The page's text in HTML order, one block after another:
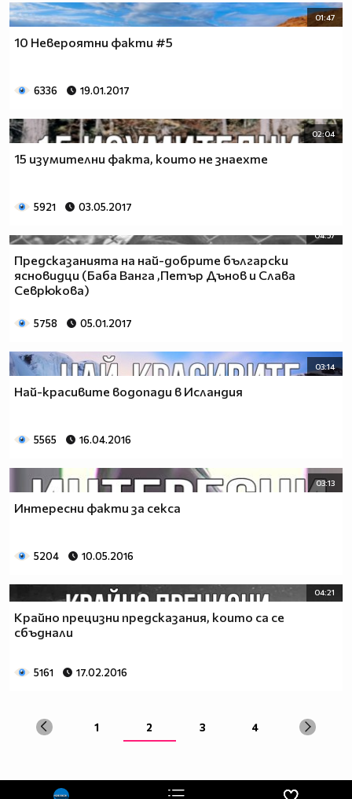
01:47
10 Невероятни факти #5
6336 19.01.2017
02:04
15 изумителни факта, които не знаехтe
5921 03.05.2017
04:57
Предсказанията на най-добрите български
ясновидци (Баба Ванга ,Петър Дънов и Слава
Севрюкова)
5758 05.01.2017
03:14
Най-красивите водопади в Исландия
5565 16.04.2016
03:13
Интересни факти за секса
5204 10.05.2016
04:21
Крайно прецизни предсказания, които са се
сбъднали
5161 17.02.2016
1 2 3 4